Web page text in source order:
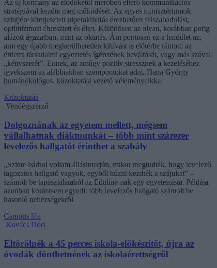
Az új kormány az elődökétől merőben eltérő kommunikációs
stratégiával kezdte meg működését. Az egyes minisztériumok
szintjére kiterjesztett hiperaktivitás érezhetően felszabadulást,
optimizmust ébresztett és éltet. Különösen az olyan, korábban porig
alázott ágazatban, mint az oktatás. Ám pontosan ez a lendület az,
ami egy újabb megkerülhetetlen kihívást is előtérbe rántott: az
érdemi társadalmi egyeztetés ígéretének beváltását, vagy más szóval
„kényszerét”. Ennek, az amúgy pozitív stressznek a kezeléséhez
igyekszem az alábbiakban szempontokat adni. Hana György
humánökológus, közoktatási vezető véleménycikke.
Közoktatás
Vendégszerző
Dolgoznának az egyetem mellett, mégsem
vállalhatnak diákmunkát – több mint százezer
levelezős hallgatót érinthet a szabály
„Szinte bárhol voltam állásinterjún, mikor megtudták, hogy levelező
tagozatos hallgató vagyok, egyből húzni kezdték a szájukat” –
számolt be tapasztalatairól az Eduline-nak egy egyetemista. Példája
azonban korántsem egyedi: több levelezős hallgató számolt be
hasonló nehézségekről.
Campus life
Kovács Dóri
Eltörölnék a 45 perces iskola-előkészítőt, újra az
óvodák dönthetnének az iskolaérettségről